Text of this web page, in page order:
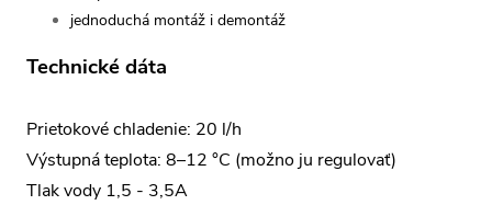
jednoduchá montáž i demontáž
Technické dáta
Prietokové chladenie: 20 l/h
Výstupná teplota: 8–12 °C (možno ju regulovať)
Tlak vody 1,5 - 3,5A